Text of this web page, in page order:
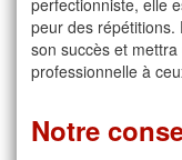
peur des répétitions.
son succès et
professionnelle à
Notre